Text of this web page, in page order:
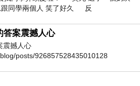
同學兩個人 笑了好久 反
答案震撼人心
震撼人心
posts/926857528435010128